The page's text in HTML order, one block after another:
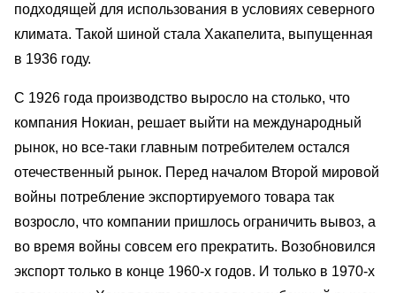
подходящей для использования в условиях северного
климата. Такой шиной стала Хакапелита, выпущенная
в 1936 году.
С 1926 года производство выросло на столько, что
компания Нокиан, решает выйти на международный
рынок, но все-таки главным потребителем остался
отечественный рынок. Перед началом Второй мировой
войны потребление экспортируемого товара так
возросло, что компании пришлось ограничить вывоз, а
во время войны совсем его прекратить. Возобновился
экспорт только в конце 1960-х годов. И только в 1970-х